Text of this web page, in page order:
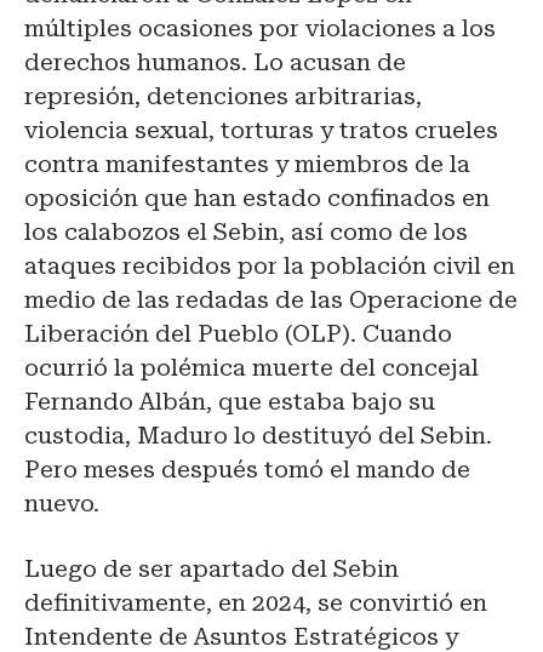
múltiples ocasiones por violaciones a los
derechos humanos. Lo acusan de
represión, detenciones arbitrarias,
violencia sexual, torturas y tratos crueles
contra manifestantes y miembros de la
oposición que han estado confinados en
los calabozos el Sebin, así como de los
ataques recibidos por la población civil en
medio de las redadas de las Operacione de
Liberación del Pueblo (OLP). Cuando
ocurrió la polémica muerte del concejal
Fernando Albán, que estaba bajo su
custodia, Maduro lo destituyó del Sebin.
Pero meses después tomó el mando de
nuevo.
Luego de ser apartado del Sebin
definitivamente, en 2024, se convirtió en
Intendente de Asuntos Estratégicos y